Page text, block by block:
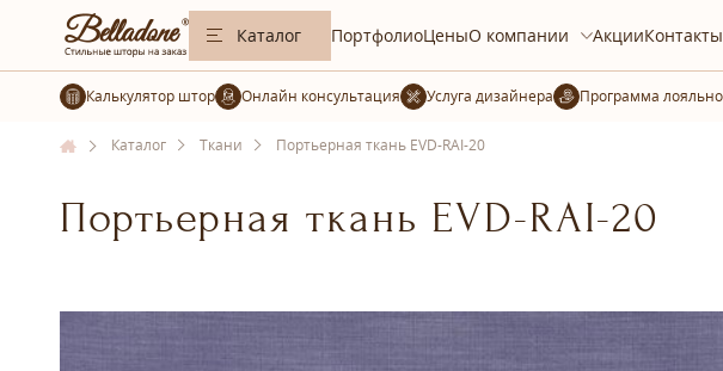
Каталог ПортфолиоЦеныО компании АкцииКонтакты
Калькулятор штор Услуга дизайнера
Каталог Ткани Портьерная ткань EVD-RAI-20
Портьерная ткань EVD-RAI-20